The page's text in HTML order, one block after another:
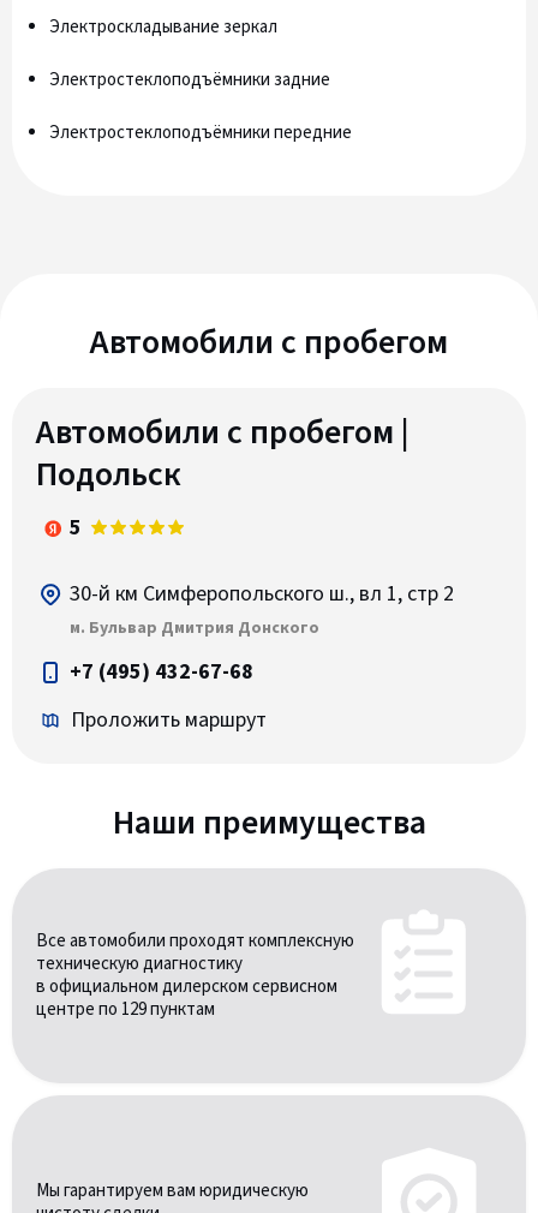
Электроскладывание зеркал
Электростеклоподъёмники задние
Электростеклоподъёмники передние
Автомобили c пробегом
Автомобили с пробегом |
Подольск
5
30-й км Симферопольского ш., вл 1, стр 2
м. Бульвар Дмитрия Донского
+7 (495) 432-67-68
Проложить маршрут
Наши преимущества
Все автомобили проходят комплексную
техническую диагностику
в официальном дилерском сервисном
центре по 129 пунктам
Мы гарантируем вам юридическую